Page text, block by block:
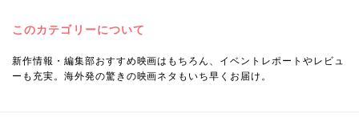
このカテゴリーについて
新作情報・編集部おすすめ映画はもちろん、イベントレポートやレビュ
ーも充実。海外発の驚きの映画ネタもいち早くお届け。